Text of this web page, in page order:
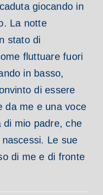
giocando in
La notte
stato di
fluttuare fuori
in basso,
di essere
da me e una voce
di mio padre, che
Le sue
di me e di fronte